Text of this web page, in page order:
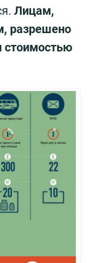
Лицам,
разрешено
стоимостью